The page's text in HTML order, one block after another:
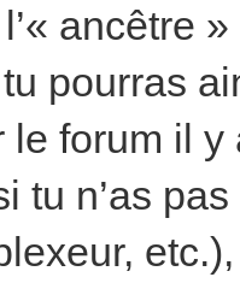
ancêtre
pourras
le forum il
tu n’as